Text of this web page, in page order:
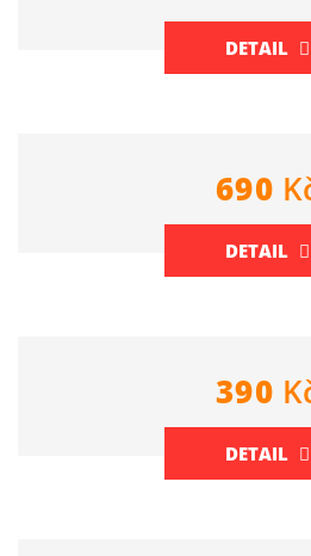
DETAIL
690
DETAIL
390
DETAIL